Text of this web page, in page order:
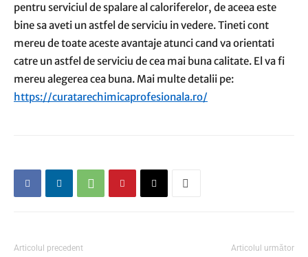
pentru serviciul de spalare al caloriferelor, de aceea este
bine sa aveti un astfel de serviciu in vedere. Tineti cont
mereu de toate aceste avantaje atunci cand va orientati
catre un astfel de serviciu de cea mai buna calitate. El va fi
mereu alegerea cea buna. Mai multe detalii pe:
https://curatarechimicaprofesionala.ro/
Articolul precedent Articolul următor